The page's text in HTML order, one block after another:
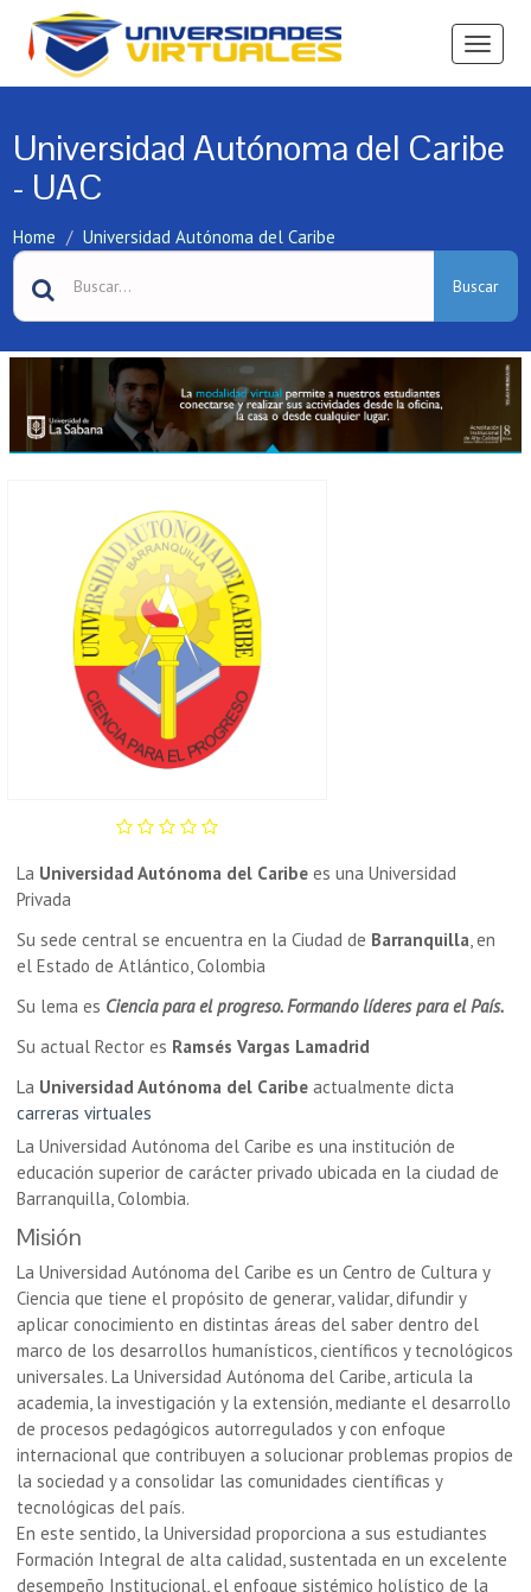
Ver
Universidad Autónoma del Caribe
- UAC
Home Universidad Autónoma del Caribe
Buscar
La Universidad Autónoma del Caribe es una Universidad
Privada
Su sede central se encuentra en la Ciudad de Barranquilla, en
el Estado de Atlántico, Colombia
Su lema es Ciencia para el progreso. Formando líderes para el País.
Su actual Rector es Ramsés Vargas Lamadrid
La Universidad Autónoma del Caribe actualmente dicta
carreras virtuales
La Universidad Autónoma del Caribe es una institución de
educación superior de carácter privado ubicada en la ciudad de
Barranquilla, Colombia.
Misión
La Universidad Autónoma del Caribe es un Centro de Cultura y
Ciencia que tiene el propósito de generar, validar, difundir y
aplicar conocimiento en distintas áreas del saber dentro del
marco de los desarrollos humanísticos, científicos y tecnológicos
universales. La Universidad Autónoma del Caribe, articula la
academia, la investigación y la extensión, mediante el desarrollo
de procesos pedagógicos autorregulados y con enfoque
internacional que contribuyen a solucionar problemas propios de
la sociedad y a consolidar las comunidades científicas y
tecnológicas del país.
En este sentido, la Universidad proporciona a sus estudiantes
Formación Integral de alta calidad, sustentada en un excelente
desempeño Institucional, el enfoque sistémico holístico de la